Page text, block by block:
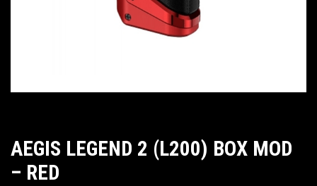
AEGIS LEGEND 2 (L200) BOX MOD
– RED